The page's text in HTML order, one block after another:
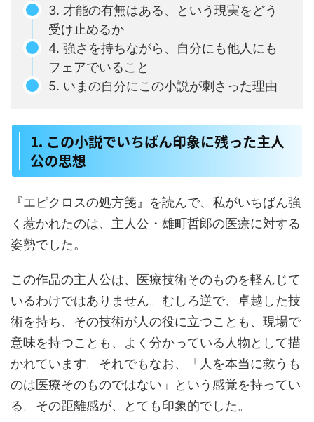
3. 才能の有無はある、という現実をどう
受け止めるか
4. 強さを持ちながら、自分にも他人にも
フェアでいること
5. いまの自分にこの小説が刺さった理由
1. この小説でいちばん印象に残った主人
公の思想
『エピクロスの処方箋』を読んで、私がいちばん強
く惹かれたのは、主人公・雄町哲郎の医療に対する
姿勢でした。
この作品の主人公は、医療技術そのものを軽んじて
いるわけではありません。むしろ逆で、卓越した技
術を持ち、その技術が人の役に立つことも、現場で
意味を持つことも、よく分かっている人物として描
かれています。それでもなお、「人を本当に救うも
のは医療そのものではない」という感覚を持ってい
る。その距離感が、とても印象的でした。